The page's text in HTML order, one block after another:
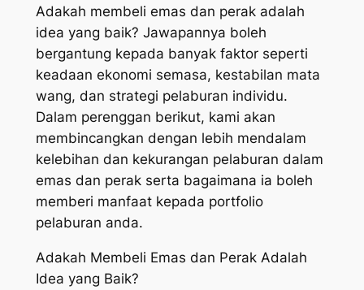
Adakah membeli emas dan perak adalah
idea yang baik? Jawapannya boleh
bergantung kepada banyak faktor seperti
keadaan ekonomi semasa, kestabilan mata
wang, dan strategi pelaburan individu.
Dalam perenggan berikut, kami akan
membincangkan dengan lebih mendalam
kelebihan dan kekurangan pelaburan dalam
emas dan perak serta bagaimana ia boleh
memberi manfaat kepada portfolio
pelaburan anda.
Adakah Membeli Emas dan Perak Adalah
Idea yang Baik?